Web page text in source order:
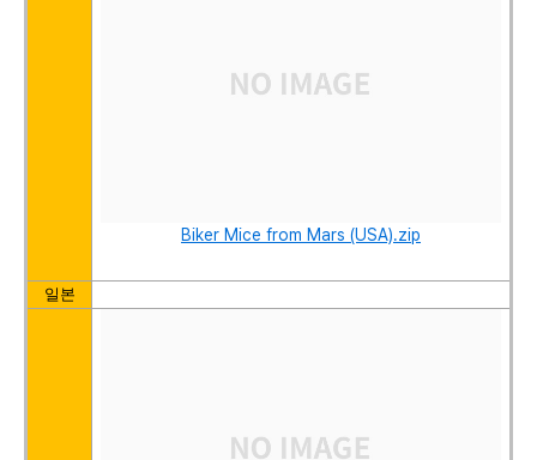
Biker Mice from Mars (USA).zip
일본